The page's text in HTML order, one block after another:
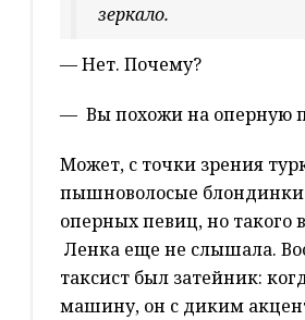
зеркало.
— Нет. Почему?
— Вы похожи на оперную
Может, с точки зрения
пышноволосые
оперных певиц, но такого
Ленка еще не слышала.
таксист был затейник:
машину, он с диким